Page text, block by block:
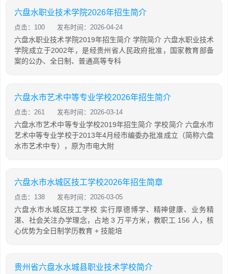
六盘水职业技术学院2026年招生简介
点击：100 发布时间：2026-04-24
六盘水职业技术学院2019年招生简介 学院简介 六盘水职业技术
学院成立于2002年，是经贵州省人民政府批准，国家教育部备
案的公办、全日制、普通高等专科
六盘水市艺术中等专业学校2026年招生简介
点击：261 发布时间：2026-03-14
六盘水市艺术中等专业学校2019年招生简介 学校简介 六盘水市
艺术中等专业学校于2013年4月经市编委办批准成立（简称六盘
水市艺术中专），原为市电大附
六盘水市水城区技工学校2026年招生简章
点击：138 发布时间：2026-03-05
六盘水市水城区技工学校 实行厚德博学、精神健康、业务精
湛、社会关注办学理念，占地 3 万平方米，教职工 156 人，核
心优势为全日制学历教育 + 技能培
贵州省六盘水水城县职业技术学校简介